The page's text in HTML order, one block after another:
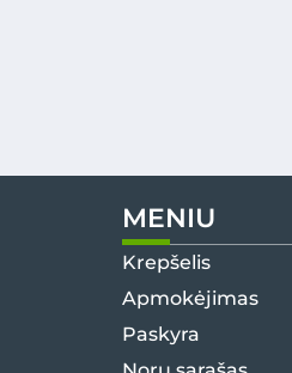
MENIU
Krepšelis
Apmokėjimas
Paskyra